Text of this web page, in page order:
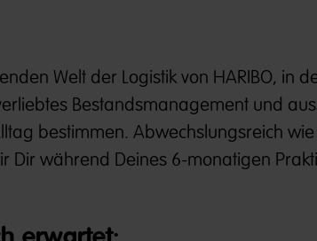
Welt der Logistik von HARIBO, in
Bestandsmanagement und
bestimmen. Abwechslungsreich
Dir während Deines 6-monatigen